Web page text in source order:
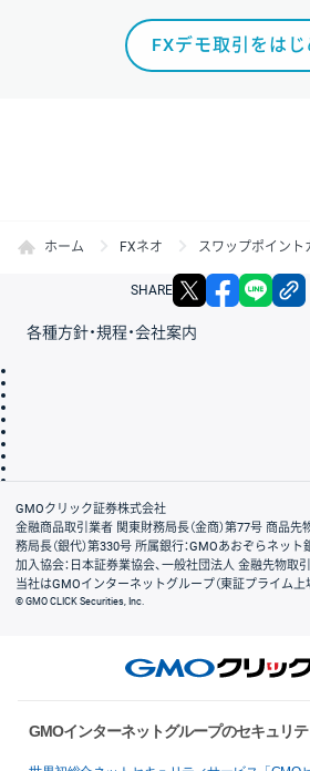
FXデモ取引をはじ
ホーム FXネオ スワップポイント
SHARE X
各種方針・規程・会社案内
会社案内
GMOクリック証券株式会社
金融商品取引業者 関東財務局長（金商）第77号 商品
務局長（銀代）第330号 所属銀行：GMOあおぞらネッ
加入協会：日本証券業協会、一般社団法人 金融先物取
当社はGMOインターネットグループ（東証プライム上
© GMO CLICK Securities, Inc.
GMOインターネットグループのセキュリ